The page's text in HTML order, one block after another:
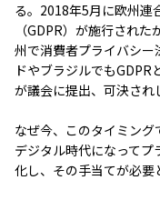
る。2018年5月に欧州連
（GDPR）が施行され
州で消費者プライバシ
ドやブラジルでも
が議会に提出、可決され
なぜ今、このタイミング
デジタル時代になって
化し、その手当てが必要